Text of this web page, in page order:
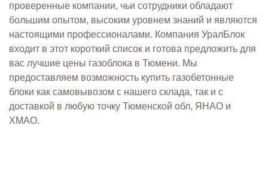
проверенные компании, чьи сотрудники обладают
большим опытом, высоким уровнем знаний и являются
настоящими профессионалами. Компания УралБлок
входит в этот короткий список и готова предложить для
вас лучшие цены газоблока в Тюмени. Мы
предоставляем возможность купить газобетонные
блоки как самовывозом с нашего склада, так и с
доставкой в любую точку Тюменской обл, ЯНАО и
ХМАО.